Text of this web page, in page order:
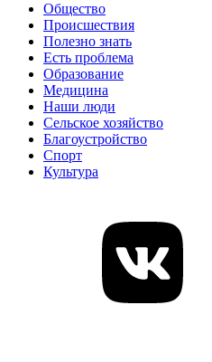
Общество
Происшествия
Полезно знать
Есть проблема
Образование
Медицина
Наши люди
Сельское хозяйство
Благоустройство
Спорт
Культура